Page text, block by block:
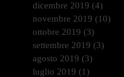
dicembre 2019 (4)
novembre 2019 (10)
ottobre 2019 (3)
settembre 2019 (3)
agosto 2019 (3)
luglio 2019 (1)